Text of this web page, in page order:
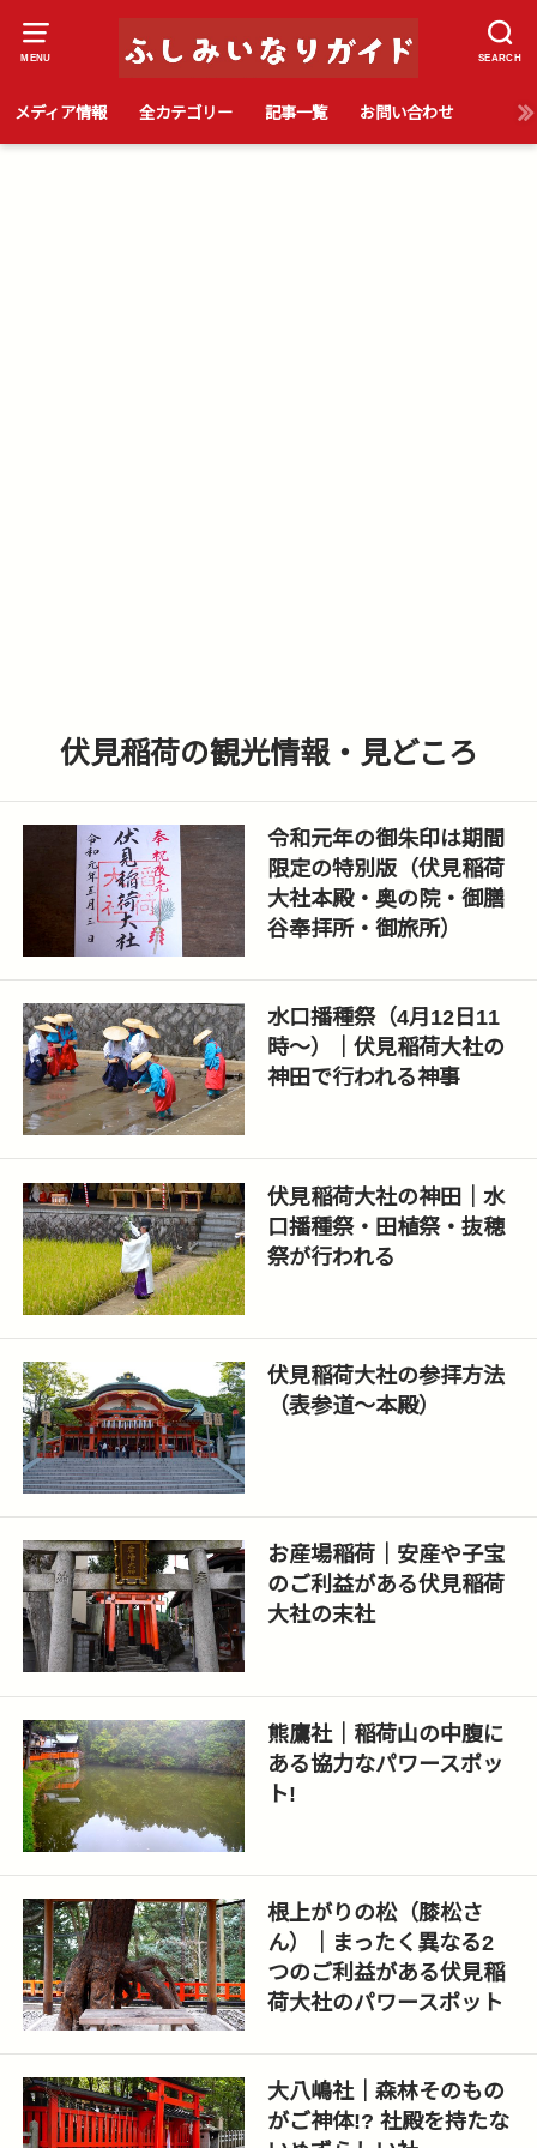
MENU SEARCH
メディア情報 全カテゴリー 記事一覧 お問い合わせ
伏見稲荷の観光情報・見どころ
令和元年の御朱印は期間
限定の特別版（伏見稲荷
大社本殿・奥の院・御膳
谷奉拝所・御旅所）
水口播種祭（4月12日11
時〜）｜伏見稲荷大社の
神田で行われる神事
伏見稲荷大社の神田｜水
口播種祭・田植祭・抜穂
祭が行われる
伏見稲荷大社の参拝方法
（表参道〜本殿）
お産場稲荷｜安産や子宝
のご利益がある伏見稲荷
大社の末社
熊鷹社｜稲荷山の中腹に
ある協力なパワースポッ
ト!
根上がりの松（膝松さ
ん）｜まったく異なる2
つのご利益がある伏見稲
荷大社のパワースポット
大八嶋社｜森林そのもの
がご神体!? 社殿を持たな